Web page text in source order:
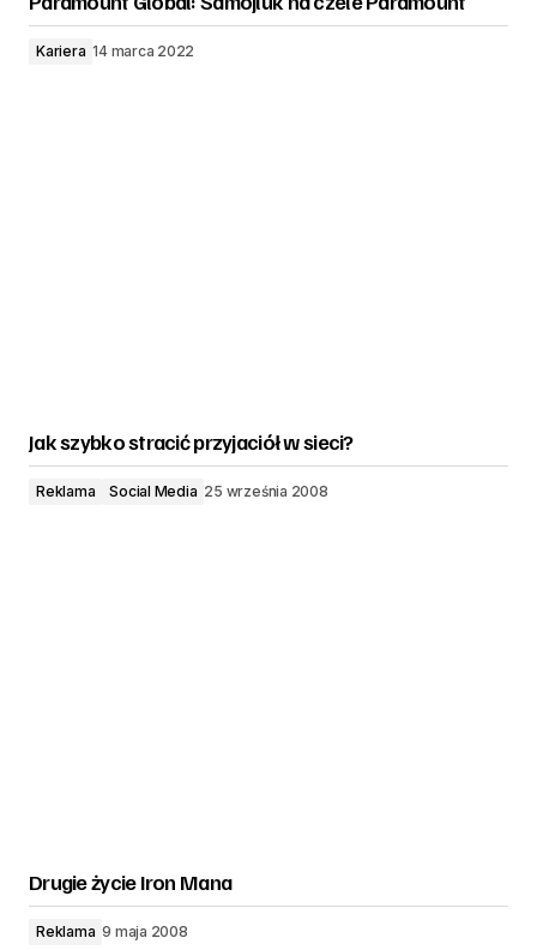
Kariera 14 marca 2022
Jak szybko stracić przyjaciół w sieci?
Reklama Social Media 25 września 2008
Drugie życie Iron Mana
Reklama 9 maja 2008